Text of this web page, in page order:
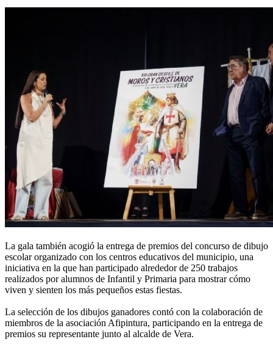
La gala también acogió la entrega de premios del concurso de dibujo
escolar organizado con los centros educativos del municipio, una
iniciativa en la que han participado alrededor de 250 trabajos
realizados por alumnos de Infantil y Primaria para mostrar cómo
viven y sienten los más pequeños estas fiestas.
La selección de los dibujos ganadores contó con la colaboración de
miembros de la asociación Afipintura, participando en la entrega de
premios su representante junto al alcalde de Vera.